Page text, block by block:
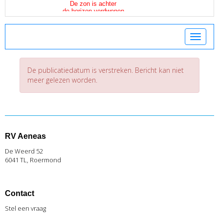
Toggle
De publicatiedatum is verstreken. Bericht kan niet
meer gelezen worden.
RV Aeneas
De Weerd 52
6041 TL, Roermond
Contact
Stel een vraag